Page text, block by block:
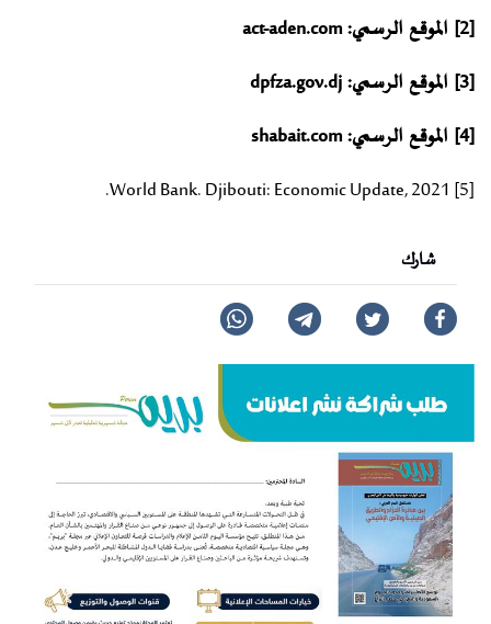
[2]
الموقع الرسمي: act-aden.com
[3]
الموقع الرسمي: dpfza.gov.dj
[4]
الموقع الرسمي: shabait.com
[5]
شارك